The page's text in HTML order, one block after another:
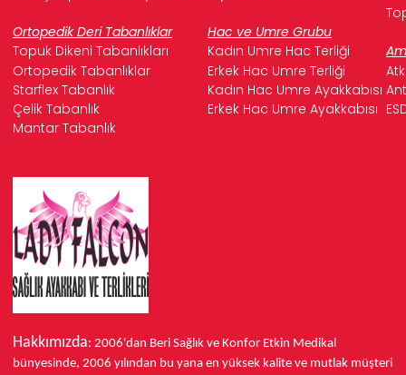
Ortopedik Deri Tabanlıklar
Hac ve Umre Grubu
Topuk Dikeni Tabanlıkları
Kadın Umre Hac Terliği
Ortopedik Tabanlıklar
Erkek Hac Umre Terliği
Starflex Tabanlık
Kadın Hac Umre Ayakkabısı
Çelik Tabanlık
Erkek Hac Umre Ayakkabısı
Mantar Tabanlık
Hakkımızda: 2006'dan Beri Sağlık ve Konfor Etkin Medikal
bünyesinde, 2006 yılından bu yana en yüksek kalite ve mutlak müşteri